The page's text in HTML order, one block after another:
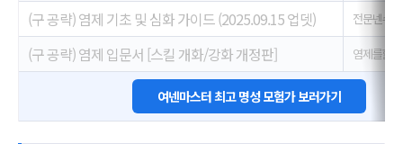
(구 공략) 염제 기초 및 심화 가이드 (2025.09.15 업뎃) 전문넨슈터
(구 공략) 염제 입문서 [스킬 개화/강화 개정판] 염제를핥자
여넨마스터 최고 명성 모험가 보러가기